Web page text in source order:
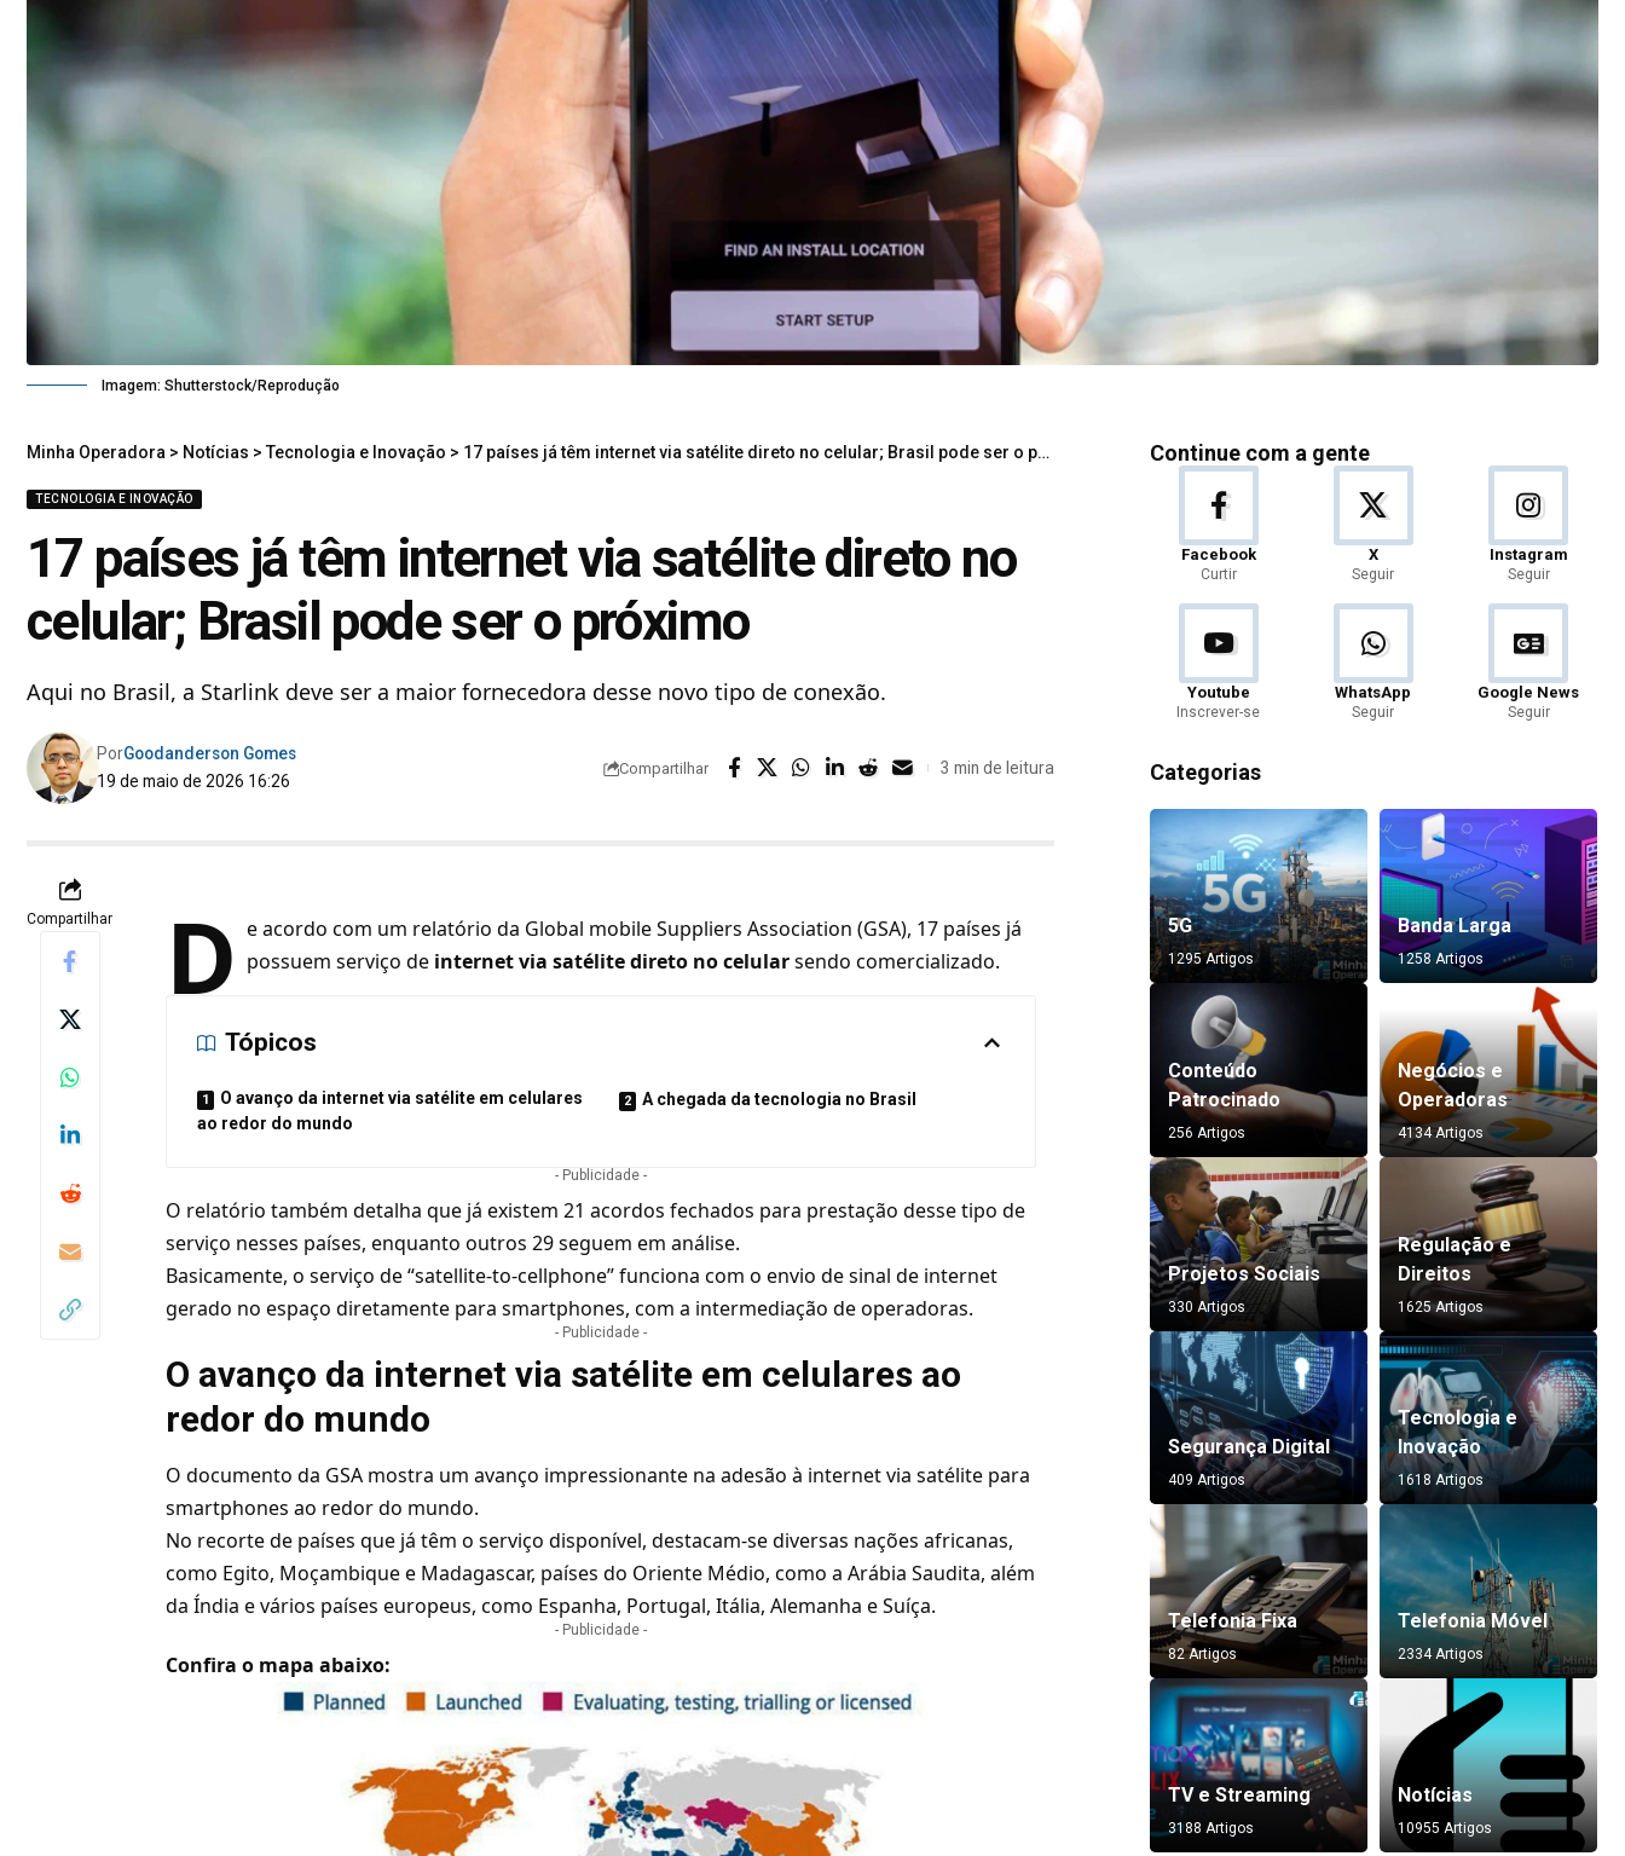
Imagem: Shutterstock/Reprodução
Minha Operadora > Notícias > Tecnologia e Inovação > 17 países já têm internet via satélite direto no celular; Brasil pode ser o próximo
TECNOLOGIA E INOVAÇÃO
17 países já têm internet via satélite direto no
celular; Brasil pode ser o próximo
Aqui no Brasil, a Starlink deve ser a maior fornecedora desse novo tipo de conexão.
19 de maio de 2026 16:26
PorGoodanderson Gomes
Compartilhar 3 min de leitura
Compartilhar D e acordo com um relatório da Global mobile Suppliers Association (GSA), 17 países já
possuem serviço de internet via satélite direto no celularsendo comercializado.
Tópicos
O avanço da internet via satélite em celulares
ao redor do mundo
A chegada da tecnologia no Brasil
- Publicidade -
O relatório também detalha que já existem 21 acordos fechados para prestação desse tipo de
serviço nesses países, enquanto outros 29 seguem em análise.
Basicamente, o serviço de “satellite-to-cellphone” funciona com o envio de sinal de internet
gerado no espaço diretamente para smartphones, com a intermediação de operadoras.
- Publicidade -
O avanço da internet via satélite em celulares ao
redor do mundo
O documento da GSA mostra um avanço impressionante na adesão à internet via satélite para
smartphones ao redor do mundo.
No recorte de países que já têm o serviço disponível, destacam-se diversas nações africanas,
como Egito, Moçambique e Madagascar, países do Oriente Médio, como a Arábia Saudita, além
da Índia e vários países europeus, como Espanha, Portugal, Itália, Alemanha e Suíça.
- Publicidade -
Confira o mapa abaixo:
Continue com a gente
Facebook
Curtir
X
Seguir
Instagram
Seguir
Youtube
Inscrever-se
WhatsApp
Seguir
Google News
Seguir
Categorias
5G
1295 Artigos
Banda Larga
1258 Artigos
Conteúdo
Patrocinado
256 Artigos
Negócios e
Operadoras
4134 Artigos
Projetos Sociais
330 Artigos
Regulação e
Direitos
1625 Artigos
Segurança Digital
409 Artigos
Tecnologia e
Inovação
1618 Artigos
Telefonia Fixa
82 Artigos
Telefonia Móvel
2334 Artigos
TV e Streaming
3188 Artigos
Notícias
10955 Artigos